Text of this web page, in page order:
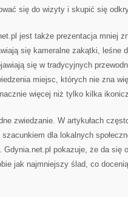
się do wizyty i skupić się
jest także prezentacja mniej
się kameralne zakątki, leśne
się w tradycyjnych
miejsc, których nie zna
więcej niż tylko kilka
zwiedzanie. W artykułach
dla lokalnych
Gdynia.net.pl pokazuje, że da się
jak najmniejszy ślad, co